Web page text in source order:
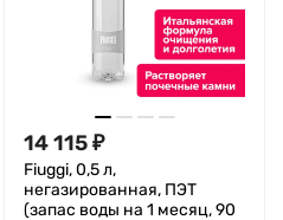
14 115₽
Fiuggi, 0,5 л,
негазированная, ПЭТ
(запас воды на 1 месяц, 90